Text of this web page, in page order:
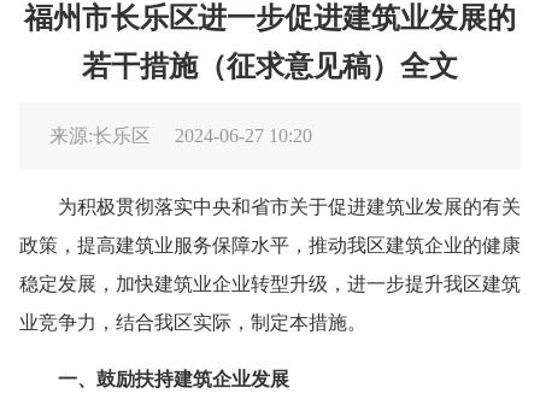
福州市长乐区进一步促进建筑业发展的
若干措施（征求意见稿）全文
来源:长乐区 2024-06-27 10:20
为积极贯彻落实中央和省市关于促进建筑业发展的有关
政策，提高建筑业服务保障水平，推动我区建筑企业的健康
稳定发展，加快建筑业企业转型升级，进一步提升我区建筑
业竞争力，结合我区实际，制定本措施。
一、鼓励扶持建筑企业发展